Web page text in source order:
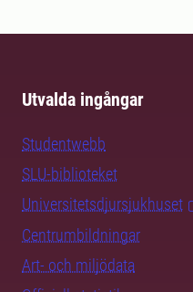
Utvalda ingångar
Studentwebb
SLU-biblioteket
Universitetsdjursjukhuset
Centrumbildningar
Art- och miljödata